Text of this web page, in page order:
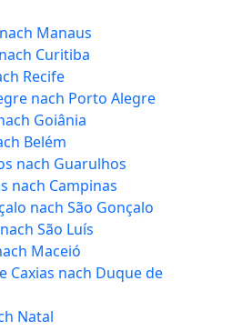
Manaus
Curitiba
Recife
nach Porto Alegre
Goiânia
Belém
nach Guarulhos
nach Campinas
nach São Gonçalo
São Luís
Maceió
Caxias nach Duque de
Natal